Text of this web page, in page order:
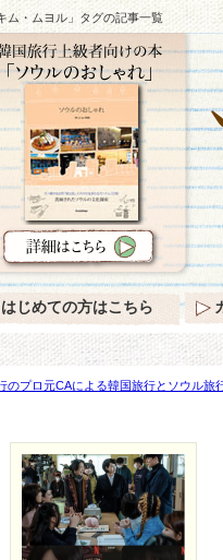
ム・ムヨル」タグの記事一覧
のプロ元CAによる韓国旅行とソウル旅
はじめての方はこちら